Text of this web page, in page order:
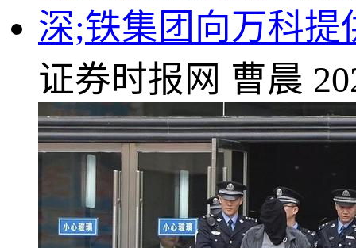
深;铁集团向万科提
证券时报网 曹晨